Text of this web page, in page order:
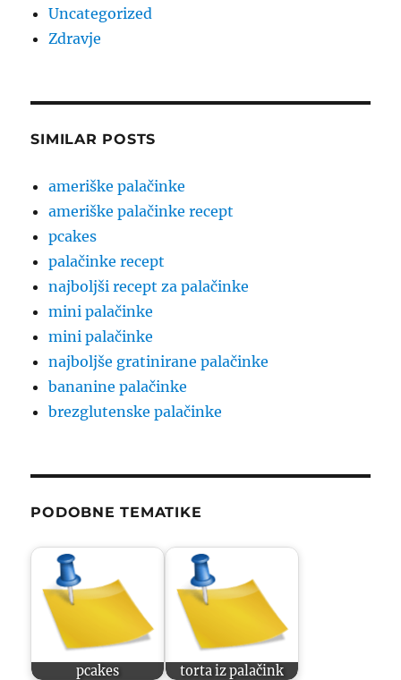
Uncategorized
Zdravje
SIMILAR POSTS
ameriške palačinke
ameriške palačinke recept
pcakes
palačinke recept
najboljši recept za palačinke
mini palačinke
mini palačinke
najboljše gratinirane palačinke
bananine palačinke
brezglutenske palačinke
PODOBNE TEMATIKE
pcakes torta iz palačink